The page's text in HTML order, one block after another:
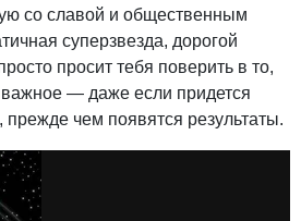
со славой и общественным
суперзвезда, дорогой
просит тебя поверить в то,
важное — даже если придется
прежде чем появятся результаты.